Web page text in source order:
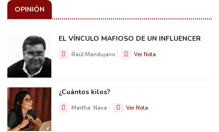
OPINIÓN
EL VÍNCULO MAFIOSO DE UN INFLUENCER
Raúl Mandujano Ver Nota
¿Cuántos kilos?
Martha Nava Ver Nota